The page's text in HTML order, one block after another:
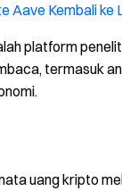
Aave Kembali
platform
termasuk
uang kripto